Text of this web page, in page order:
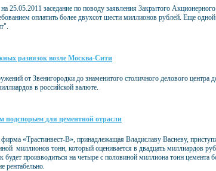
25.05.2011 заседание по поводу заявления Закрытого
оплатить более двухсот шести миллионов рублей. Еще
развязок возле Москва-Сити
от Звенигородки до знаменитого столичного делового
в российской валюте.
для цементной отрасли
«Трастинвест-В», принадлежащая Владиславу Васневу,
миллионов тонн, который оценивается в двадцать миллиардов
будет производиться на четыре с половиной миллиона тонн
рентабельно.